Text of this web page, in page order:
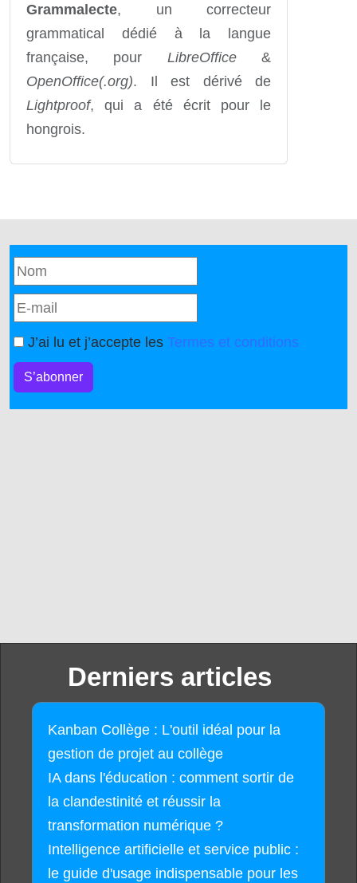
Grammalecte, un correcteur
grammatical dédié à la langue
française, pour LibreOffice&
OpenOffice(.org). Il est dérivé de
Lightproof, qui a été écrit pour le
hongrois.
J’ai lu et j’accepte les Termes et conditions
S’abonner
Derniers articles
Kanban Collège : L'outil idéal pour la
gestion de projet au collège
IA dans l'éducation : comment sortir de
la clandestinité et réussir la
transformation numérique ?
Intelligence artificielle et service public :
le guide d'usage indispensable pour les